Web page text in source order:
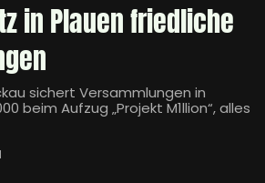
in Plauen friedliche
sichert Versammlungen in
beim Aufzug „Projekt M1llion“, alles